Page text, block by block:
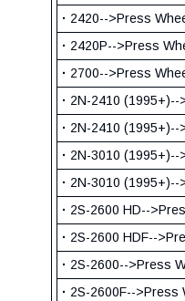
· 2420-->Press
· 2420P-->Press
· 2700-->Press
· 2N-2410 (1995+)--
· 2N-2410 (1995+)--
· 2N-3010 (1995+)--
· 2N-3010 (1995+)--
· 2S-2600 HD--
· 2S-2600 HDF--
· 2S-2600-->Press
· 2S-2600F-->Press